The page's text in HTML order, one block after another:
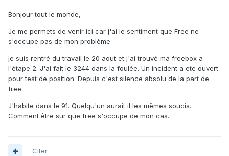
Bonjour tout le monde,
Je me permets de venir ici car j'ai le sentiment que Free ne
s'occupe pas de mon problème.
je suis rentré du travail le 20 aout et j'ai trouvé ma freebox a
l'étape 2. J'ai fait le 3244 dans la foulée. Un incident a ete ouvert
pour test de position. Depuis c'est silence absolu de la part de
free.
J'habite dans le 91. Quelqu'un aurait il les mêmes soucis.
Comment être sur que free s'occupe de mon cas.
Citer